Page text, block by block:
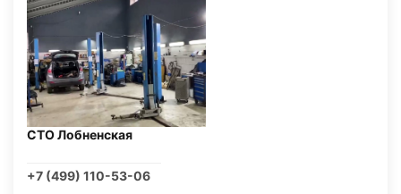
СТО Лобненская
+7 (499) 110-53-06